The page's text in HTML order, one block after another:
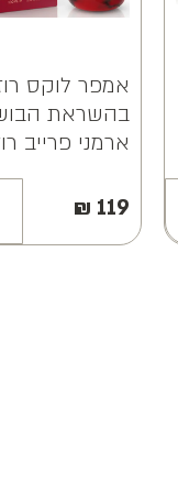
אמפר לוקס
בהשראת
ארמני פרייב
Emper Luxe
119
₪